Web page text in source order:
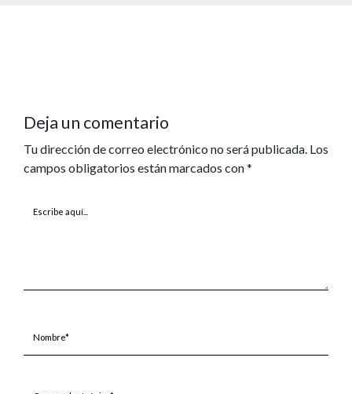
Deja un comentario
Tu dirección de correo electrónico no será publicada. Los
campos obligatorios están marcados con*
Escribe